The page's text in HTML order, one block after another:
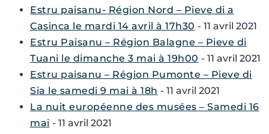
Estru paisanu- Région Nord – Pieve di a
Casinca le mardi 14 avril à 17h30 - 11 avril 2021
Estru Paisanu – Région Balagne – Pieve di
Tuani le dimanche 3 mai à 19h00 - 11 avril 2021
Estru paisanu – Région Pumonte – Pieve di
Sia le samedi 9 mai à 18h - 11 avril 2021
La nuit européenne des musées – Samedi 16
mai - 11 avril 2021